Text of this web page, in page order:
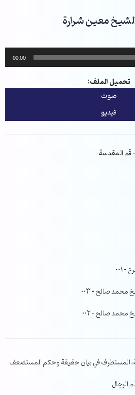
00:00
تحميل الملف:
صوت
فيديو
قم المقدسة
001
صالح – 003
صالح – 002
المستطرف في بيان حقيقة وحكم المستضعف
الرجال